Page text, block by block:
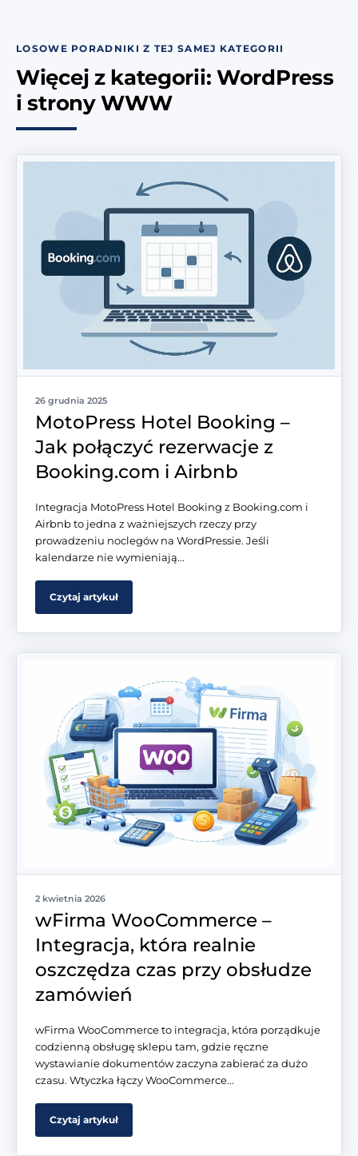
LOSOWE PORADNIKI Z TEJ SAMEJ KATEGORII
Więcej z kategorii: WordPress
i strony WWW
26 grudnia 2025
MotoPress Hotel Booking –
Jak połączyć rezerwacje z
Booking.com i Airbnb
Integracja MotoPress Hotel Booking z Booking.com i
Airbnb to jedna z ważniejszych rzeczy przy
prowadzeniu noclegów na WordPressie. Jeśli
kalendarze nie wymieniają...
Czytaj artykuł
2 kwietnia 2026
wFirma WooCommerce –
Integracja, która realnie
oszczędza czas przy obsłudze
zamówień
wFirma WooCommerce to integracja, która porządkuje
codzienną obsługę sklepu tam, gdzie ręczne
wystawianie dokumentów zaczyna zabierać za dużo
czasu. Wtyczka łączy WooCommerce...
Czytaj artykuł